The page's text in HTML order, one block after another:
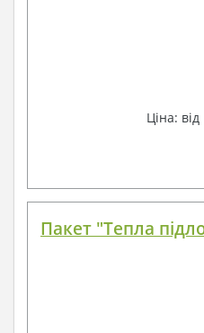
Ціна: від
Пакет "Тепла